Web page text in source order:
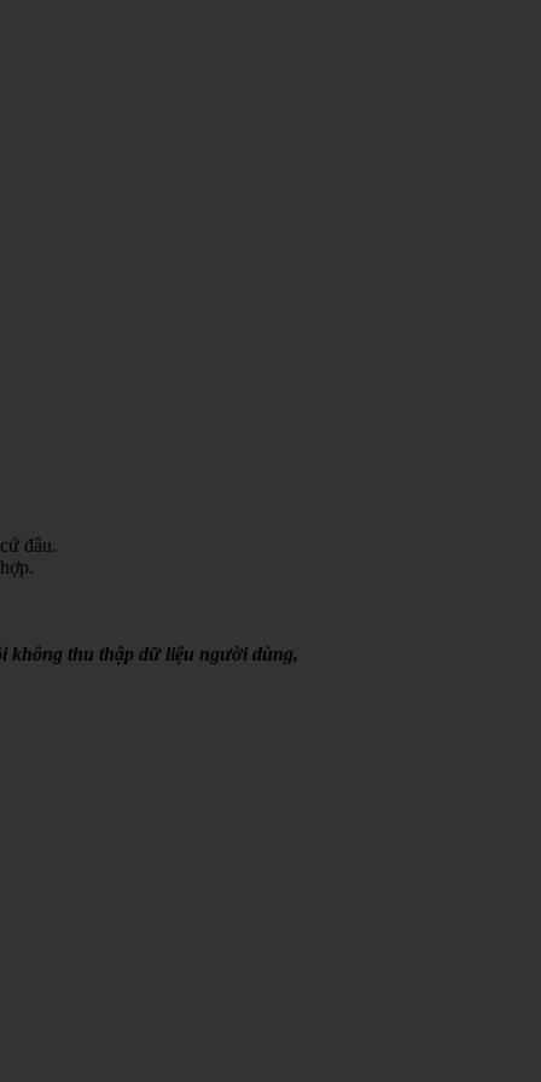
đâu.
không thu thập dữ liệu người dùng,